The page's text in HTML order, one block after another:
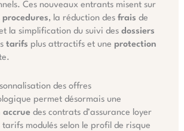
Ces nouveaux entrants misent sur
procedures, la réduction des frais de
la simplification du suivi des dossiers
tarifs plus attractifs et une protection
des offres
permet désormais une
des contrats d’assurance loyer
modulés selon le profil de risque